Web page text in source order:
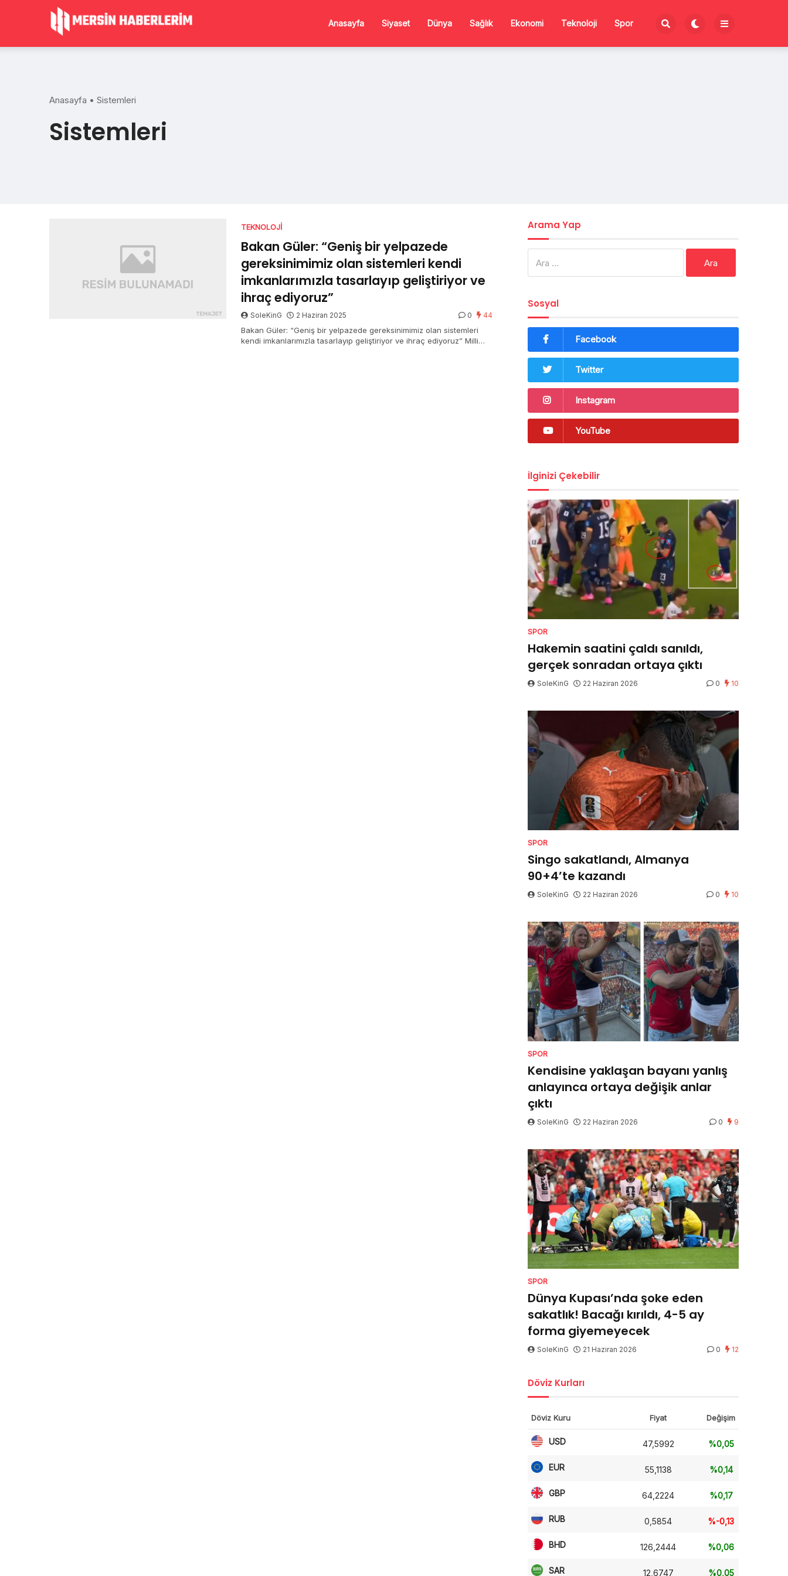
Anasayfa Siyaset Dünya Sağlık Ekonomi Teknoloji Spor
Anasayfa • Sistemleri
Sistemleri
TEKNOLOJI
Bakan Güler: “Geniş bir yelpazede
gereksinimimiz olan sistemleri kendi
imkanlarımızla tasarlayıp geliştiriyor ve
ihraç ediyoruz”
SoleKinG 2 Haziran 2025 0 44
Bakan Güler: “Geniş bir yelpazede gereksinimimiz olan sistemleri
kendi imkanlarımızla tasarlayıp geliştiriyor ve ihraç ediyoruz” Milli
Arama Yap
Sosyal
Facebook
Twitter
Instagram
YouTube
İlginizi Çekebilir
SPOR
Hakemin saatini çaldı sanıldı,
gerçek sonradan ortaya çıktı
SoleKinG 22 Haziran 2026 0 10
SPOR
Singo sakatlandı, Almanya
90+4’te kazandı
SoleKinG 22 Haziran 2026 0 10
SPOR
Kendisine yaklaşan bayanı yanlış
anlayınca ortaya değişik anlar
çıktı
SoleKinG 22 Haziran 2026 0 9
SPOR
Dünya Kupası’nda şoke eden
sakatlık! Bacağı kırıldı, 4-5 ay
forma giyemeyecek
SoleKinG 21 Haziran 2026 0 12
Döviz Kurları
Döviz Kuru Fiyat Değişim
USD 47,5992 %0,05
EUR 55,1138 %0,14
GBP 64,2224 %0,17
RUB 0,5854 %-0,13
BHD 126,2444 %0,06
SAR 12,6747 %0,05